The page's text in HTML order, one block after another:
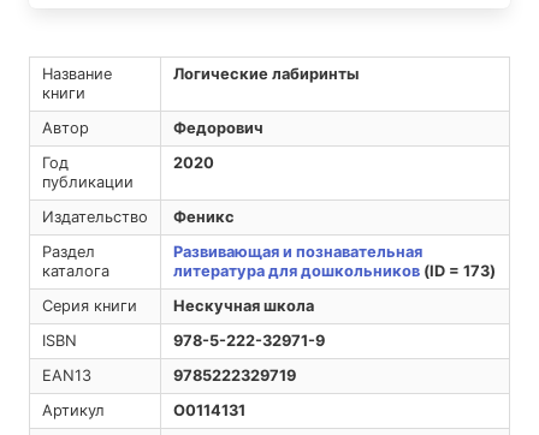
Название
книги
Логические лабиринты
Автор
Федорович
Год
публикации
2020
Издательство
Феникс
Раздел
каталога
Развивающая и познавательная
литература для дошкольников(ID = 173)
Серия книги
Нескучная школа
ISBN
978-5-222-32971-9
EAN13
9785222329719
Артикул
O0114131